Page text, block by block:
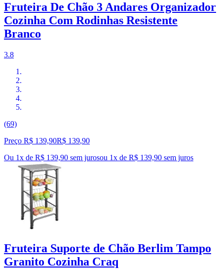
Fruteira De Chão 3 Andares Organizador
Cozinha Com Rodinhas Resistente
Branco
3.8
(69)
Preço R$ 139,90R$ 139,90
Ou 1x de R$ 139,90 sem jurosou 1x de R$ 139,90 sem juros
Fruteira Suporte de Chão Berlim Tampo
Granito Cozinha Craq